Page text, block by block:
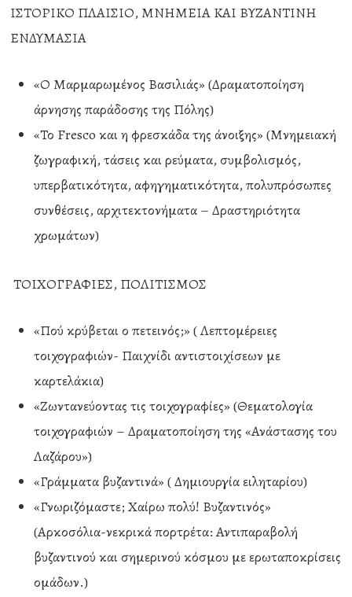
ΙΣΤΟΡΙΚΟ ΠΛΑΙΣΙΟ, ΜΝΗΜΕΙΑ ΚΑΙ ΒΥΖΑΝΤΙΝΗ
ΕΝΔΥΜΑΣΙΑ
«Ο Μαρμαρωμένος Βασιλιάς» (Δραματοποίηση
άρνησης παράδοσης της Πόλης)
«Το Fresco και η φρεσκάδα της άνοιξης» (Μνημειακή
ζωγραφική, τάσεις και ρεύματα, συμβολισμός,
υπερβατικότητα, αφηγηματικότητα, πολυπρόσωπες
συνθέσεις, αρχιτεκτονήματα – Δραστηριότητα
χρωμάτων)
ΤΟΙΧΟΓΡΑΦΙΕΣ, ΠΟΛΙΤΙΣΜΟΣ
«Πού κρύβεται ο πετεινός;» ( Λεπτομέρειες
τοιχογραφιών- Παιχνίδι αντιστοιχίσεων με
καρτελάκια)
«Ζωντανεύοντας τις τοιχογραφίες» (Θεματολογία
τοιχογραφιών – Δραματοποίηση της «Ανάστασης του
Λαζάρου»)
«Γράμματα βυζαντινά» ( Δημιουργία ειληταρίου)
«Γνωριζόμαστε; Χαίρω πολύ! Βυζαντινός»
(Αρκοσόλια-νεκρικά πορτρέτα: Αντιπαραβολή
βυζαντινού και σημερινού κόσμου με ερωταποκρίσεις
ομάδων.)